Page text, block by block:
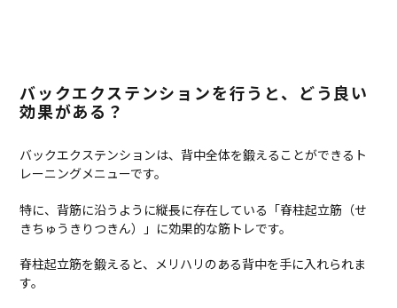
バックエクステンションを行うと、どう良い
効果がある？
バックエクステンションは、背中全体を鍛えることができるト
レーニングメニューです。
特に、背筋に沿うように縦長に存在している「脊柱起立筋（せ
きちゅうきりつきん）」に効果的な筋トレです。
脊柱起立筋を鍛えると、メリハリのある背中を手に入れられま
す。